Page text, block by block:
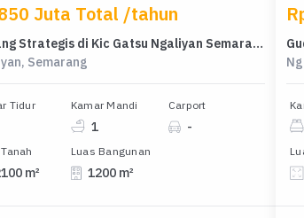
Juta Total /tahun
Gudang Strategis di Kic Gatsu Ngaliyan Semarang
Semarang
Tidur Kamar Mandi
1
Carport
-
m²
Luas Bangunan
1200 m²